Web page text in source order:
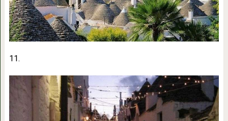
11.